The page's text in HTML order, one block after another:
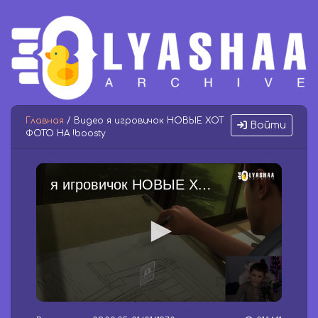
Войти
Главная / Видео я игровичок НОВЫЕ ХОТ
ФОТО НА !boosty
я игровичок НОВЫЕ ХОТ ФОТО НА !boosty